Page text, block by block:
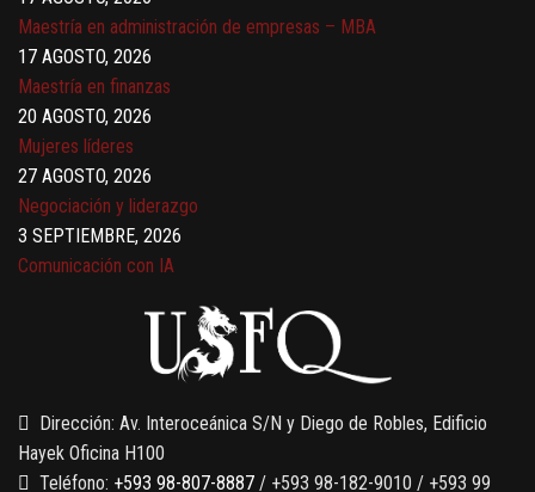
Maestría en administración de empresas – MBA
17 AGOSTO, 2026
Maestría en finanzas
20 AGOSTO, 2026
Mujeres líderes
27 AGOSTO, 2026
Negociación y liderazgo
3 SEPTIEMBRE, 2026
Comunicación con IA
Gobernanza de datos
Finanzas para no financieros
Dirección: Av. Interoceánica S/N y Diego de Robles, Edificio
Hayek Oficina H100
Teléfono: +593 98-807-8887 / +593 98-182-9010 / +593 99